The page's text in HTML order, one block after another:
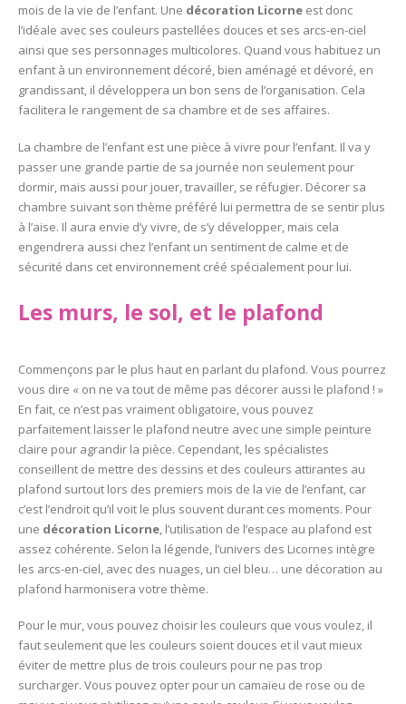
mois de la vie de l’enfant. Une décoration Licorne est donc
l’idéale avec ses couleurs pastellées douces et ses arcs-en-ciel
ainsi que ses personnages multicolores. Quand vous habituez un
enfant à un environnement décoré, bien aménagé et dévoré, en
grandissant, il développera un bon sens de l’organisation. Cela
facilitera le rangement de sa chambre et de ses affaires.
La chambre de l’enfant est une pièce à vivre pour l’enfant. Il va y
passer une grande partie de sa journée non seulement pour
dormir, mais aussi pour jouer, travailler, se réfugier. Décorer sa
chambre suivant son thème préféré lui permettra de se sentir plus
à l’aise. Il aura envie d’y vivre, de s’y développer, mais cela
engendrera aussi chez l’enfant un sentiment de calme et de
sécurité dans cet environnement créé spécialement pour lui.
Les murs, le sol, et le plafond
Commençons par le plus haut en parlant du plafond. Vous pourrez
vous dire « on ne va tout de même pas décorer aussi le plafond ! »
En fait, ce n’est pas vraiment obligatoire, vous pouvez
parfaitement laisser le plafond neutre avec une simple peinture
claire pour agrandir la pièce. Cependant, les spécialistes
conseillent de mettre des dessins et des couleurs attirantes au
plafond surtout lors des premiers mois de la vie de l’enfant, car
c’est l’endroit qu’il voit le plus souvent durant ces moments. Pour
une décoration Licorne , l’utilisation de l’espace au plafond est
assez cohérente. Selon la légende, l’univers des Licornes intègre
les arcs-en-ciel, avec des nuages, un ciel bleu… une décoration au
plafond harmonisera votre thème.
Pour le mur, vous pouvez choisir les couleurs que vous voulez, il
faut seulement que les couleurs soient douces et il vaut mieux
éviter de mettre plus de trois couleurs pour ne pas trop
surcharger. Vous pouvez opter pour un camaïeu de rose ou de